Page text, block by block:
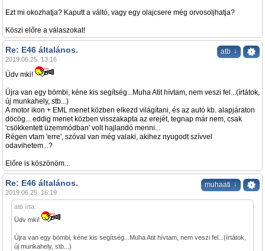
Ezt mi okozhatja? Kaputt a váltó, vagy egy olajcsere még orvosoljhatja?
Köszi előre a válaszokat!
atb ↓
Re: E46 általános.
2019.06.25. 13:16
Üdv mki!
Újra van egy bömbi, kéne kis segítség...Muha Atit hívtam, nem veszi fel...(írtátok,
új munkahely, stb...)
A motor ikon + EML menet közben elkezd világítani, és az autó kb. alapjáraton
döcög... eddig menet közben visszakapta az erejét, tegnap már nem, csak
'csökkentett üzemmódban' volt hajlandó menni...
Régen vtam 'erre', szóval van még valaki, akihez nyugodt szívvel
odavihetem...?
Előre is köszönöm...
muhaati ↓
Re: E46 általános.
2019.06.25. 16:19
atb írta:
Üdv mki!
Újra van egy bömbi, kéne kis segítség...Muha Atit hívtam, nem veszi fel...(írtátok,
új munkahely, stb...)